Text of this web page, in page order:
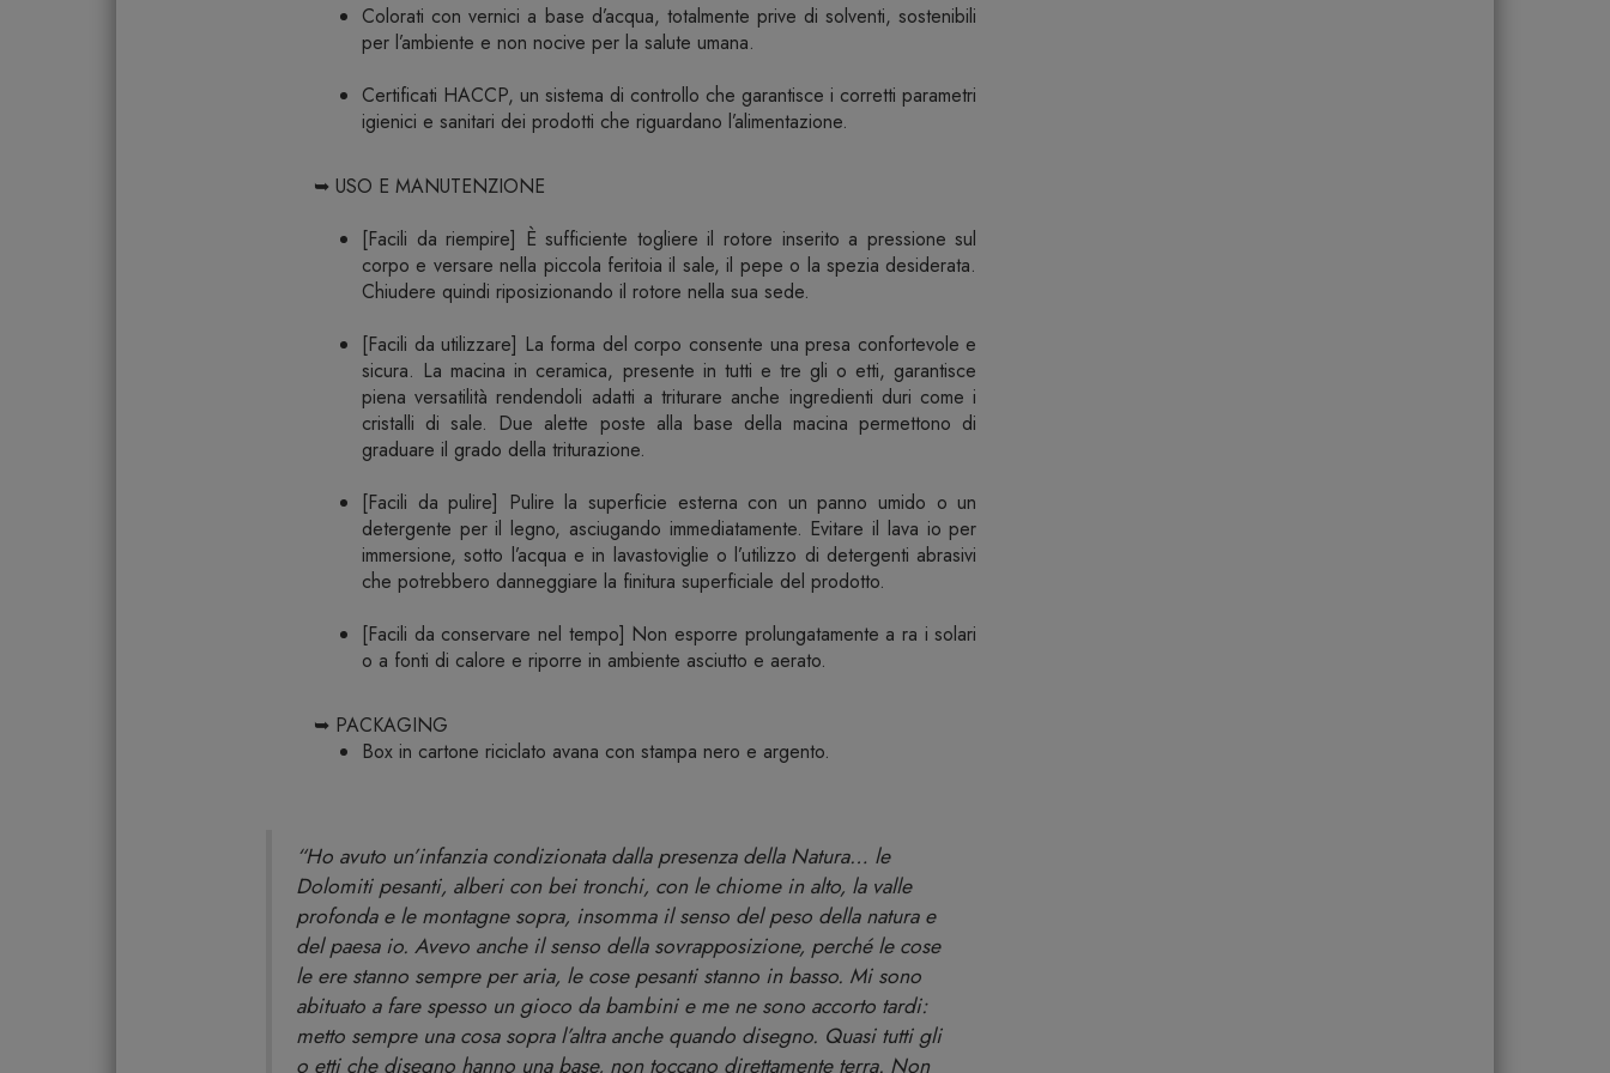
Colorati con vernici a base d’acqua, totalmente prive di solventi, sostenibili
per l’ambiente e non nocive per la salute umana.
Certificati HACCP, un sistema di controllo che garantisce i corretti parametri
igienici e sanitari dei prodotti che riguardano l’alimentazione.
➥ USO E MANUTENZIONE
[Facili da riempire] È sufficiente togliere il rotore inserito a pressione sul
corpo e versare nella piccola feritoia il sale, il pepe o la spezia desiderata.
Chiudere quindi riposizionando il rotore nella sua sede.
[Facili da utilizzare] La forma del corpo consente una presa confortevole e
sicura. La macina in ceramica, presente in tutti e tre gli o etti, garantisce
piena versatilità rendendoli adatti a triturare anche ingredienti duri come i
cristalli di sale. Due alette poste alla base della macina permettono di
graduare il grado della triturazione.
[Facili da pulire] Pulire la superficie esterna con un panno umido o un
detergente per il legno, asciugando immediatamente. Evitare il lava io per
immersione, sotto l’acqua e in lavastoviglie o l’utilizzo di detergenti abrasivi
che potrebbero danneggiare la finitura superficiale del prodotto.
[Facili da conservare nel tempo] Non esporre prolungatamente a ra i solari
o a fonti di calore e riporre in ambiente asciutto e aerato.
➥ PACKAGING
Box in cartone riciclato avana con stampa nero e argento.
“Ho avuto un’infanzia condizionata dalla presenza della Natura… le
Dolomiti pesanti, alberi con bei tronchi, con le chiome in alto, la valle
profonda e le montagne sopra, insomma il senso del peso della natura e
del paesa io. Avevo anche il senso della sovrapposizione, perché le cose
le ere stanno sempre per aria, le cose pesanti stanno in basso. Mi sono
abituato a fare spesso un gioco da bambini e me ne sono accorto tardi:
metto sempre una cosa sopra l’altra anche quando disegno. Quasi tutti gli
o etti che disegno hanno una base, non toccano direttamente terra. Non